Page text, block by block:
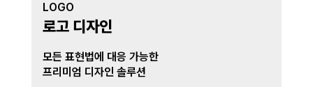
LOGO
​로고 디자인
모든 표현법에 대응 가능한
프리미엄 디자인 솔루션